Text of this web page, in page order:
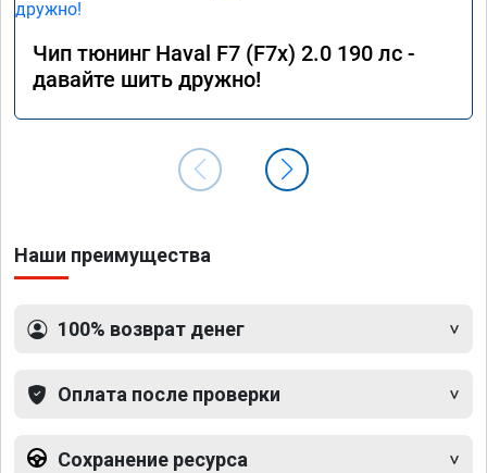
Чип тюнинг Haval F7 (F7x) 2.0 190 лс -
давайте шить дружно!
Наши преимущества
100% возврат денег
Оплата после проверки
Сохранение ресурса